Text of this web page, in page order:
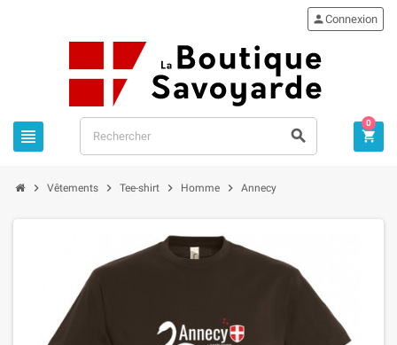
 
Connexion

0
 Vêtements  Tee-shirt  Homme  Annecy